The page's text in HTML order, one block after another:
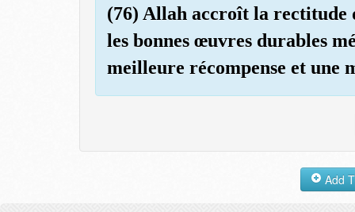
(76) Allah accroît la rectitude
les bonnes œuvres durables
meilleure récompense et une